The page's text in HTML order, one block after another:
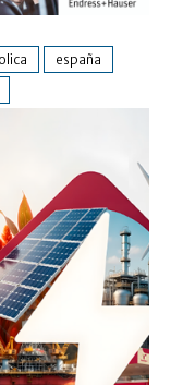
españa